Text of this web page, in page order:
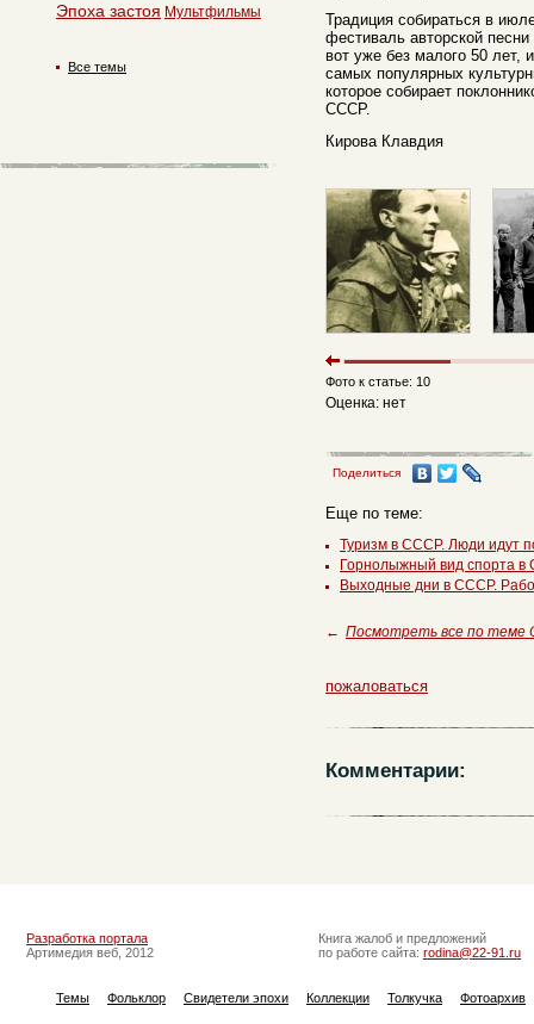
Традиция собираться в
фестиваль авторской
вот уже без малого 50 лет,
самых популярных
которое собирает
СССР.
Кирова Клавдия
Фото к статье: 10
Оценка: нет
Поделиться
Еще по теме:
Туризм в СССР. Люди идут
Горнолыжный вид спорта
Выходные дни в СССР.
← Посмотреть все по теме
пожаловаться
Комментарии:
Эпоха застоя Мультфильмы
Все темы
Разработка портала
Артимедия веб, 2012
Книга жалоб и предложений
по работе сайта: rodina@22-91.ru
Темы Фольклор Свидетели эпохи Коллекции Толкучка Фотоархив